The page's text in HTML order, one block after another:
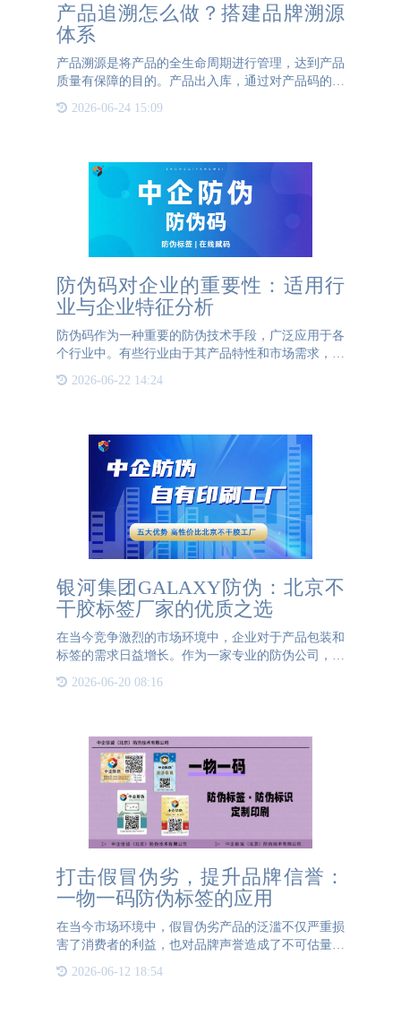
产品追溯怎么做？搭建品牌溯源
体系
产品溯源是将产品的全生命周期进行管理，达到产品
质量有保障的目的。产品出入库，通过对产品码的扫
物流信息、销售信息等进行记录，如产品发现问题，
2026-06-24 15:09
防伪码对企业的重要性：适用行
业与企业特征分析
防伪码作为一种重要的防伪技术手段，广泛应用于各
个行业中。有些行业由于其产品特性和市场需求，使
用防伪码的效果更为显著。首先，奢侈品行业是防伪
码应用效果最为明显的行业之一。奢侈品因其高昂的
2026-06-22 14:24
银河集团GALAXY防伪：北京不
干胶标签厂家的优质之选
在当今竞争激烈的市场环境中，企业对于产品包装和
标签的需求日益增长。作为一家专业的防伪公司，银
表现，还拥有独立的印刷工厂，能够为客户提供高质
2026-06-20 08:16
打击假冒伪劣，提升品牌信誉：
一物一码防伪标签的应用
在当今市场环境中，假冒伪劣产品的泛滥不仅严重损
害了消费者的利益，也对品牌声誉造成了不可估量的
始采用一物一码防伪标签技术，为消费者提供一道真
2026-06-12 18:54